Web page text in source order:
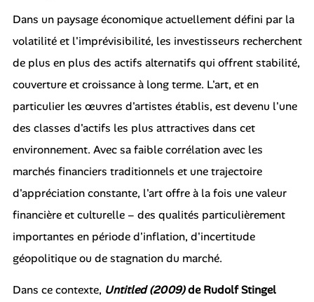
Dans un paysage économique actuellement défini par la
volatilité et l'imprévisibilité, les investisseurs recherchent
de plus en plus des actifs alternatifs qui offrent stabilité,
couverture et croissance à long terme. L'art, et en
particulier les œuvres d'artistes établis, est devenu l'une
des classes d'actifs les plus attractives dans cet
environnement. Avec sa faible corrélation avec les
marchés financiers traditionnels et une trajectoire
d'appréciation constante, l'art offre à la fois une valeur
financière et culturelle – des qualités particulièrement
importantes en période d'inflation, d'incertitude
géopolitique ou de stagnation du marché.
Dans ce contexte, Untitled (2009)de Rudolf Stingel